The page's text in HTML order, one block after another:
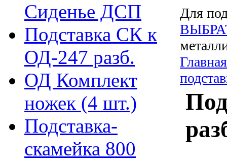
Сиденье ДСП
Подставка СК к
ОД-247 разб.
ОД Комплект
ножек (4 шт.)
Подставка-
скамейка 800
Для
Главная